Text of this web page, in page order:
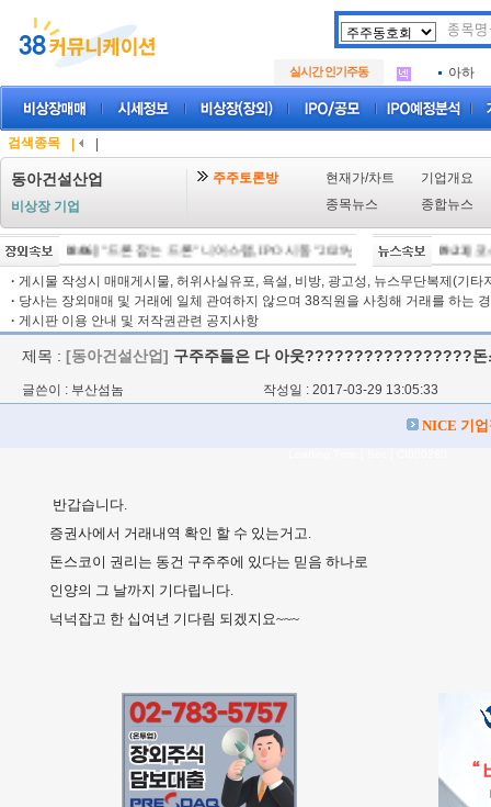
실시간 인기주동
아크로
.
삼성메
아하
.
삼성메
검색종목
동아건설산업
비상장 기업
주주토론방 현재가/차트
기업개요
종목뉴스
종합뉴스
[08/06]"드론 잡는 드론" 니어스랩, IPO 시동 "2029년 방공망 체계 편입" [08/
[09:23]코
· 게시물 작성시 매매게시물, 허위사실유포, 욕설, 비방, 광고성, 뉴스무단복제(기타
· 당사는 장외매매 및 거래에 일체 관여하지 않으며 38직원을 사칭해 거래를 하는
· 게시판 이용 안내 및 저작권관련 공지사항
제목 : [동아건설산업] 구주주들은 다 아웃?????????????????돈
글쓴이 : 부산섬놈 작성일 : 2017-03-29 13:05:33
NICE 기
반갑습니다.
증권사에서 거래내역 확인 할 수 있는거고.
돈스코이 권리는 동건 구주주에 있다는 믿음 하나로
인양의 그 날까지 기다립니다.
넉넉잡고 한 십여년 기다림 되겠지요~~~